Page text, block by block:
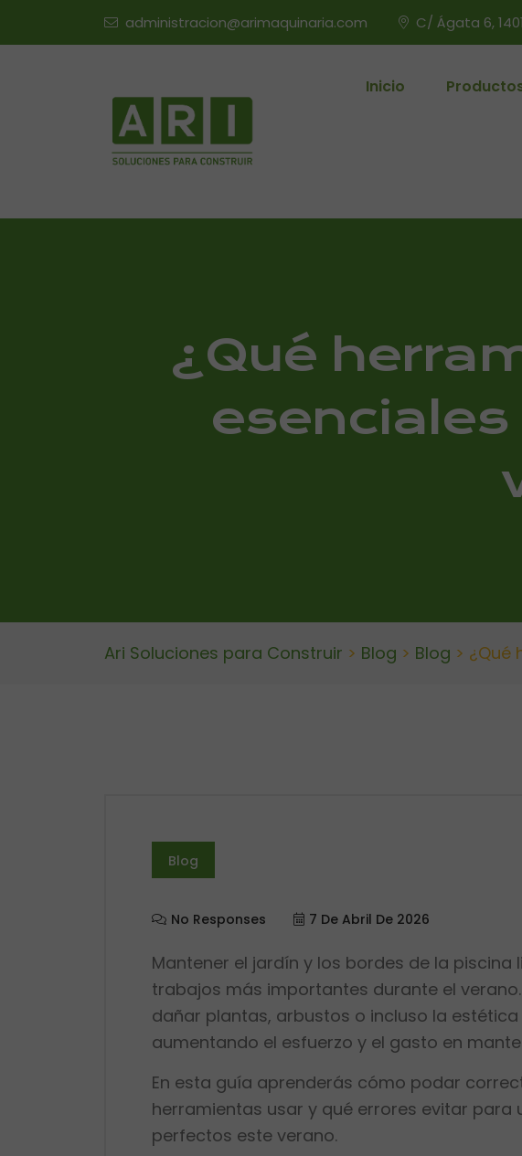
administracion@arimaquinaria.com C/ Ágata 6,
Inicio
¿Qué
Ari Soluciones para Construir > Blog > Blog > ¿Qué
Blog
No Responses 7 De Abril De 2026
Mantener el jardín y los bordes de la piscina
trabajos más importantes durante el
dañar plantas, arbustos o incluso la
aumentando el esfuerzo y el gasto en
En esta guía aprenderás cómo podar
herramientas usar y qué errores evitar para
perfectos este verano.